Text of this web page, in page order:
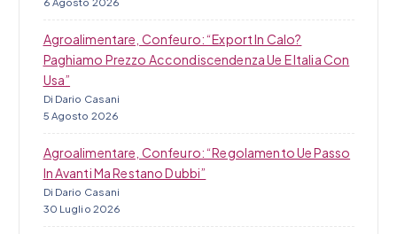
Agroalimentare, Confeuro: “Export In Calo?
Paghiamo Prezzo Accondiscendenza Ue E Italia Con
Usa”
Di Dario Casani
5 Agosto 2026
Agroalimentare, Confeuro: “Regolamento Ue Passo
In Avanti Ma Restano Dubbi”
Di Dario Casani
30 Luglio 2026